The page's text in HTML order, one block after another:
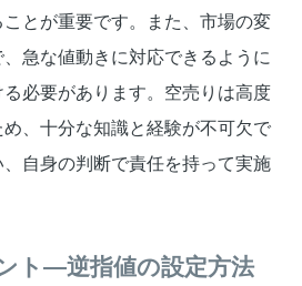
とが重要です。また、市場の変
急な値動きに対応できるように
必要があります。空売りは高度
、十分な知識と経験が不可欠で
自身の判断で責任を持って実施
ト—逆指値の設定方法